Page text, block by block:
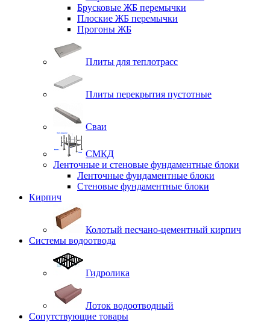
Брусковые ЖБ перемычки
Плоские ЖБ перемычки
Прогоны ЖБ
Плиты для теплотрасс
Плиты перекрытия пустотные
Сваи
СМКД
Ленточные и стеновые фундаментные блоки
Ленточные фундаментные блоки
Стеновые фундаментные блоки
Кирпич
Колотый песчано-цементный кирпич
Системы водоотвода
Гидролика
Лоток водоотводный
Сопутствующие товары